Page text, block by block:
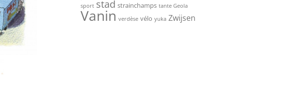
sport stad strainchamps tante Geola
Vanin verdèse vélo yuka Zwijsen